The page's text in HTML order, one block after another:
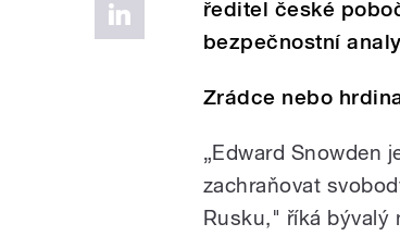
ředitel české
bezpečnostní
Zrádce nebo
„Edward Snowden
zachraňovat
Rusku," říká bývalý